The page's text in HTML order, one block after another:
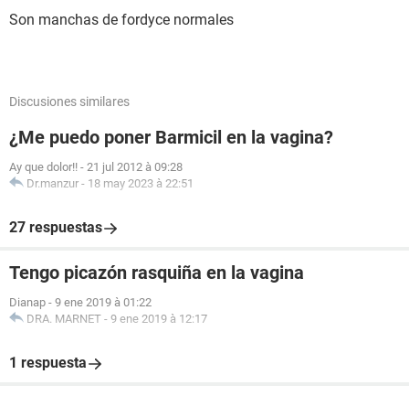
Son manchas de fordyce normales
Discusiones similares
¿Me puedo poner Barmicil en la vagina?
Ay que dolor!! - 21 jul 2012 à 09:28
Dr.manzur - 18 may 2023 à 22:51
27 respuestas
Tengo picazón rasquiña en la vagina
Dianap - 9 ene 2019 à 01:22
DRA. MARNET - 9 ene 2019 à 12:17
1 respuesta